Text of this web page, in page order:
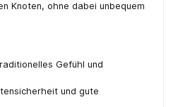
Knoten, ohne dabei unbequem
Gefühl und
und gute